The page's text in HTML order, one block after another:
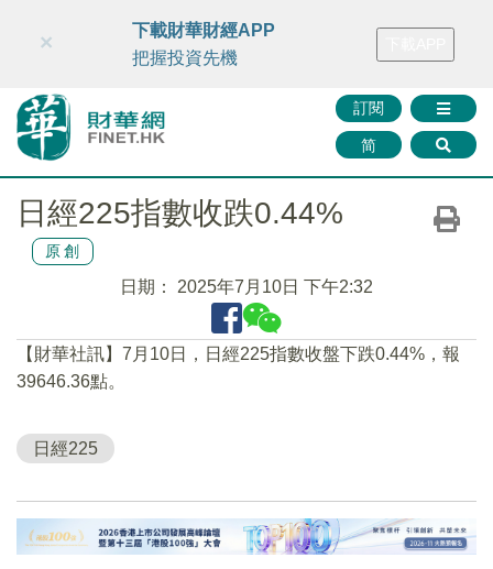
財華智庫網 FINTV FINMETA 財華證券 媒體矩陣
訂閱
简
×
下載財華財經APP
把握投資先機
日經225指數收跌0.44%
原創
日期： 2025年7月10日 下午2:32
【財華社訊】7月10日，日經225指數收盤下跌0.44%，報
39646.36點。
日經225